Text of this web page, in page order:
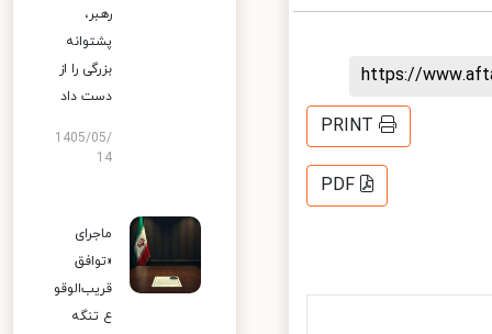
https://
PRINT
PDF
رهبر،
پشتوانه
بزرگی را از
دست داد
1405/05/
14
ماجرای
«توافق
قریب‌الوقو
ع تنگه